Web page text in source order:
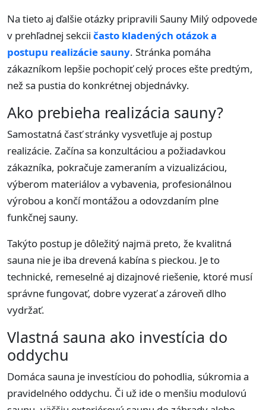
Na tieto aj ďalšie otázky pripravili Sauny Milý odpovede
v prehľadnej sekcii často kladených otázok a
postupu realizácie sauny. Stránka pomáha
zákazníkom lepšie pochopiť celý proces ešte predtým,
než sa pustia do konkrétnej objednávky.
Ako prebieha realizácia sauny?
Samostatná časť stránky vysvetľuje aj postup
realizácie. Začína sa konzultáciou a požiadavkou
zákazníka, pokračuje zameraním a vizualizáciou,
výberom materiálov a vybavenia, profesionálnou
výrobou a končí montážou a odovzdaním plne
funkčnej sauny.
Takýto postup je dôležitý najmä preto, že kvalitná
sauna nie je iba drevená kabína s pieckou. Je to
technické, remeselné aj dizajnové riešenie, ktoré musí
správne fungovať, dobre vyzerať a zároveň dlho
vydržať.
Vlastná sauna ako investícia do
oddychu
Domáca sauna je investíciou do pohodlia, súkromia a
pravidelného oddychu. Či už ide o menšiu modulovú